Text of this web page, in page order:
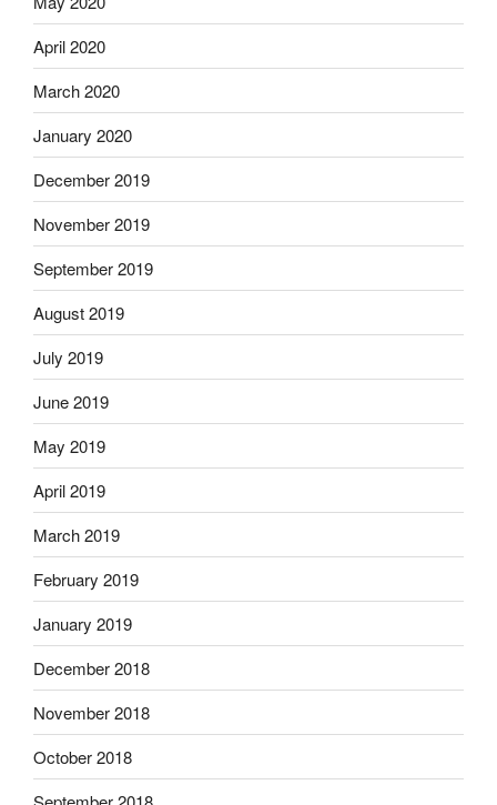
April 2020
March 2020
January 2020
December 2019
November 2019
September 2019
August 2019
July 2019
June 2019
May 2019
April 2019
March 2019
February 2019
January 2019
December 2018
November 2018
October 2018